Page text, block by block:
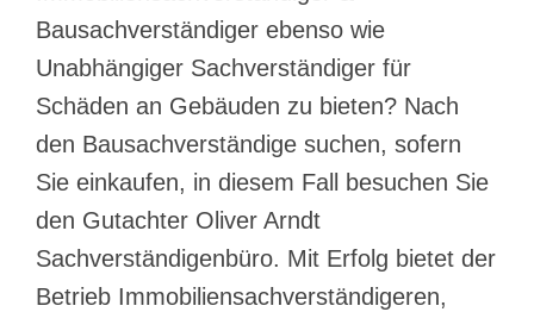
Bausachverständiger ebenso wie
Unabhängiger Sachverständiger für
Schäden an Gebäuden zu bieten? Nach
den Bausachverständige suchen, sofern
Sie einkaufen, in diesem Fall besuchen Sie
den Gutachter Oliver Arndt
Sachverständigenbüro. Mit Erfolg bietet der
Betrieb Immobiliensachverständigeren,